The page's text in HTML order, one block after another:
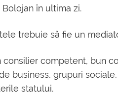
în ultima zi.
trebuie să fie un
competent, bun
business, grupuri
statului.